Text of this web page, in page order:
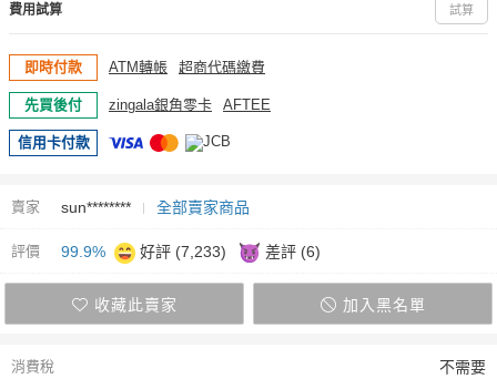
費用試算 試算
即時付款 ATM轉帳 超商代碼繳費
先買後付 zingala銀角零卡 AFTEE
信用卡付款
賣家 sun******** 全部賣家商品
評價 99.9% 好評 (7,233) 差評 (6)
收藏此賣家 加入黑名單
消費稅 不需要